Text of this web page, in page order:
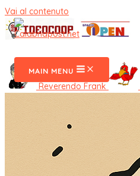
Vai al contenuto
MAIN MENU
Reverendo Frank